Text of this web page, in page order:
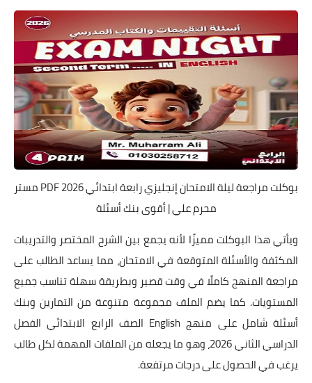
بوكلت مراجعة ليلة الامتحان إنجليزي رابعة ابتدائي 2026 PDF مستر
محرم علي | أقوى بنك أسئلة
ويأتي هذا البوكلت مميزًا لأنه يجمع بين الشرح المختصر والتدريبات
المكثفة والأسئلة المتوقعة في الامتحان، مما يساعد الطالب على
مراجعة المنهج كاملًا في وقت قصير وبطريقة سهلة تناسب جميع
المستويات. كما يضم الملف مجموعة متنوعة من التمارين وبنك
أسئلة شامل على منهج English الصف الرابع الابتدائي الفصل
الدراسي الثاني 2026، وهو ما يجعله من الملفات المهمة لكل طالب
يرغب في الحصول على درجات مرتفعة.